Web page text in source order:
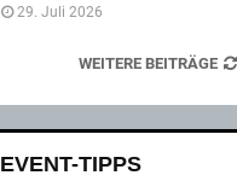
29. Juli 2026
WEITERE BEITRÄGE
EVENT-TIPPS